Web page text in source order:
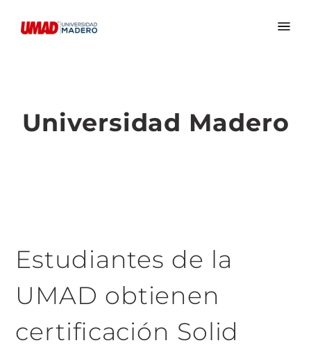
Universidad Madero
Estudiantes de la
UMAD obtienen
certificación Solid